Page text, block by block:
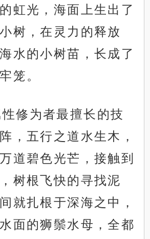
虹光，海面上生出了
树，在灵力的释放
水的小树苗，长成了
笼。
修为者最擅长的技
，五行之道水生木，
道碧色光芒，接触到
树根飞快的寻找泥
就扎根于深海之中，
面的狮鬃水母，全都